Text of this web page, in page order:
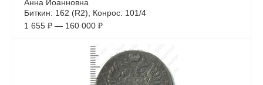
Анна Иоанновна
Биткин: 162 (R2), Конрос: 101/4
1 655 ₽ — 160 000 ₽